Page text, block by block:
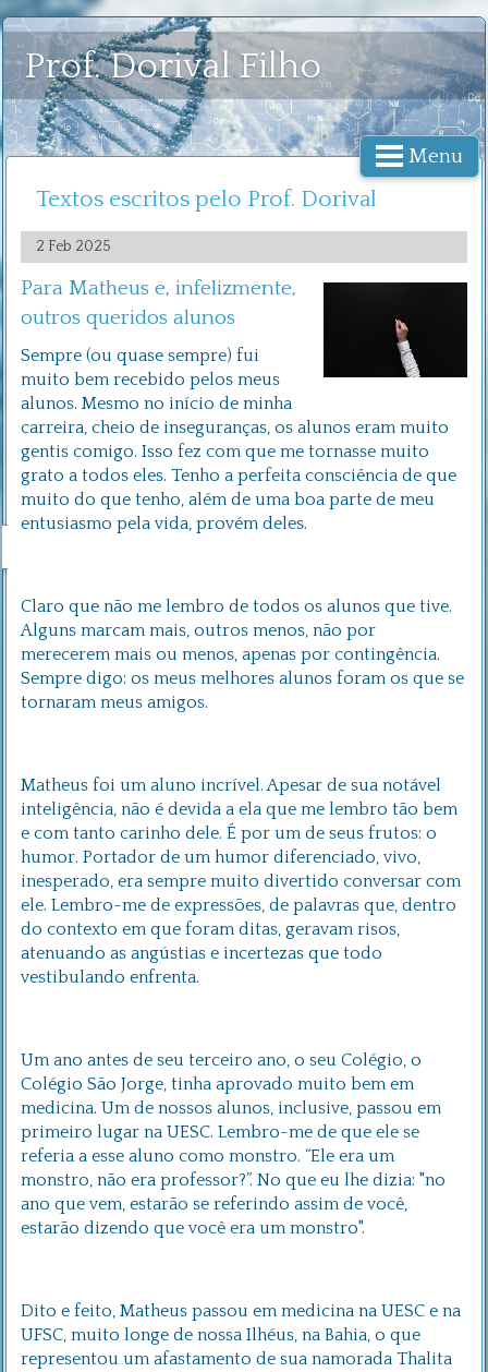
Prof. Dorival Filho
Menu
Textos escritos pelo Prof. Dorival
2 Feb 2025
Para Matheus e, infelizmente,
outros queridos alunos
Sempre (ou quase sempre) fui
muito bem recebido pelos meus
alunos. Mesmo no início de minha
carreira, cheio de inseguranças, os alunos eram muito
gentis comigo. Isso fez com que me tornasse muito
grato a todos eles. Tenho a perfeita consciência de que
muito do que tenho, além de uma boa parte de meu
entusiasmo pela vida, provém deles.
Claro que não me lembro de todos os alunos que tive.
Alguns marcam mais, outros menos, não por
merecerem mais ou menos, apenas por contingência.
Sempre digo: os meus melhores alunos foram os que se
tornaram meus amigos.
Matheus foi um aluno incrível. Apesar de sua notável
inteligência, não é devida a ela que me lembro tão bem
e com tanto carinho dele. É por um de seus frutos: o
humor. Portador de um humor diferenciado, vivo,
inesperado, era sempre muito divertido conversar com
ele. Lembro-me de expressões, de palavras que, dentro
do contexto em que foram ditas, geravam risos,
atenuando as angústias e incertezas que todo
vestibulando enfrenta.
Um ano antes de seu terceiro ano, o seu Colégio, o
Colégio São Jorge, tinha aprovado muito bem em
medicina. Um de nossos alunos, inclusive, passou em
primeiro lugar na UESC. Lembro-me de que ele se
referia a esse aluno como monstro. “Ele era um
monstro, não era professor?”. No que eu lhe dizia: "no
ano que vem, estarão se referindo assim de você,
estarão dizendo que você era um monstro".
Dito e feito, Matheus passou em medicina na UESC e na
UFSC, muito longe de nossa Ilhéus, na Bahia, o que
representou um afastamento de sua namorada Thalita